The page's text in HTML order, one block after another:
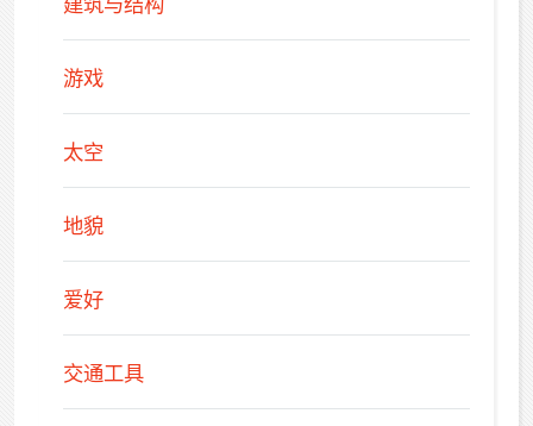
游戏
太空
地貌
爱好
交通工具